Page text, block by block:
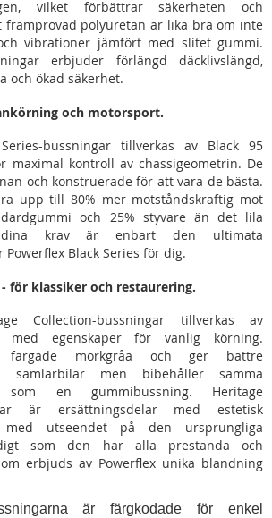
vilket förbättrar säkerheten och
framprovad polyuretan är lika bra om inte
vibrationer jämfört med slitet gummi.
erbjuder förlängd däcklivslängd,
och ökad säkerhet.
och motorsport.
Series-bussningar tillverkas av Black 95
maximal kontroll av chassigeometrin. De
och konstruerade för att vara de bästa.
upp till 80% mer motståndskraftig mot
och 25% styvare än det lila
dina krav är enbart den ultimata
Black Series för dig.
för klassiker och restaurering.
Collection-bussningar tillverkas av
med egenskaper för vanlig körning.
färgade mörkgråa och ger bättre
samlarbilar men bibehåller samma
som en gummibussning. Heritage
är ersättningsdelar med estetisk
med utseendet på den ursprungliga
som den har alla prestanda och
erbjuds av Powerflex unika blandning
är färgkodade för enkel